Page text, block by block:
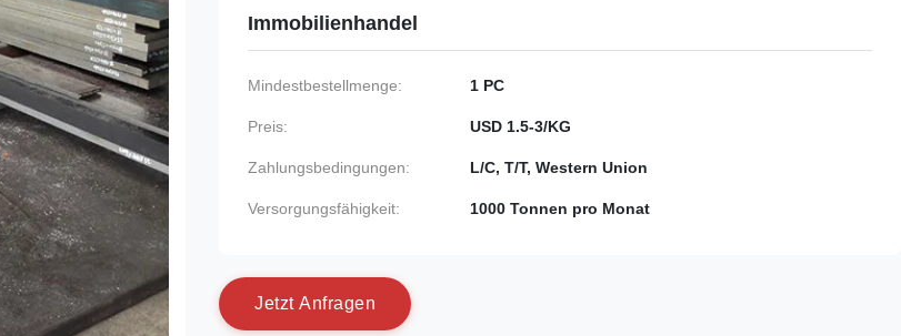
Immobilienhandel
Mindestbestellmenge: 1 PC
Preis: USD 1.5-3/KG
Zahlungsbedingungen: L/C, T/T, Western Union
Versorgungsfähigkeit: 1000 Tonnen pro Monat
Jetzt Anfragen